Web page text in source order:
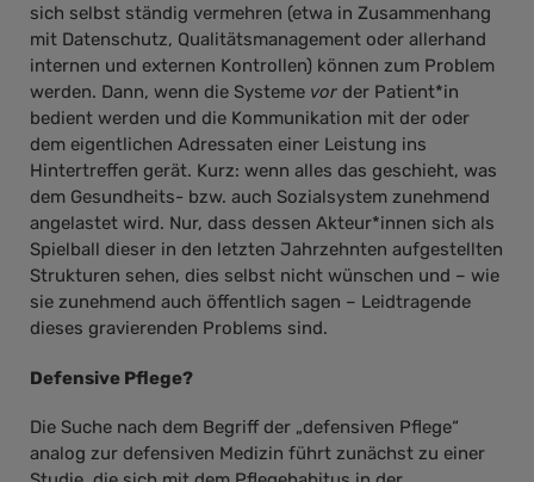
sich selbst ständig vermehren (etwa in Zusammenhang
mit Datenschutz, Qualitätsmanagement oder allerhand
internen und externen Kontrollen) können zum Problem
werden. Dann, wenn die Systeme vor der Patient*in
bedient werden und die Kommunikation mit der oder
dem eigentlichen Adressaten einer Leistung ins
Hintertreffen gerät. Kurz: wenn alles das geschieht, was
dem Gesundheits- bzw. auch Sozialsystem zunehmend
angelastet wird. Nur, dass dessen Akteur*innen sich als
Spielball dieser in den letzten Jahrzehnten aufgestellten
Strukturen sehen, dies selbst nicht wünschen und – wie
sie zunehmend auch öffentlich sagen – Leidtragende
dieses gravierenden Problems sind.
Defensive Pflege?
Die Suche nach dem Begriff der „defensiven Pflege“
analog zur defensiven Medizin führt zunächst zu einer